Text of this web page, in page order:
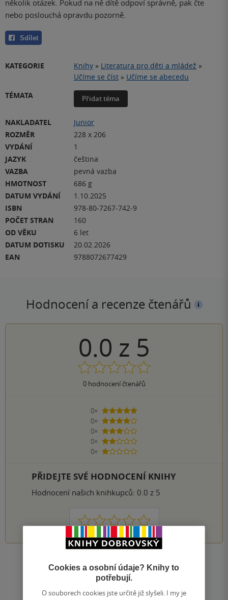
několik otázek. Pokud na ně dítě odpoví správně, pak čte
nebo poslouchá opravdu pozorně.
Sdílet
KATEGORIE Knihy » Literatura pro děti a mládež »
Učíme se číst » Učíme se abecedu
TÉMATA
Přidat téma
NAKLADATEL
Junior
ROZMĚR
228 x 206
VYDÁNÍ
1
JAZYK
čeština
VAZBA
pevná vazba
HMOTNOST
686 g
DATUM VYDÁNÍ
1.10.2025
ISBN
978-80-7267-742-9
POČET STRAN
160
OD VĚKU
6 let
DATUM DOTISKU
20.02.2026
EAN
9788072677429
Hodnocení a recenze čtenářů
0.0 z 5
0hodnocení čtenářů
0×
5 hvězdiček
0×
4 hvězdičky
0×
3 hvězdičky
0×
2 hvězdičky
0×
1 hvezdička
PŘIDEJTE SVÉ HODNOCENÍ KNIHY
Hodnocení našich knihkupců: 0.0 z 5
1 2 3 4 5
Zobrazit všechna hodnocení
Přidat hodnocení
Cookies a osobní údaje? Knihy to
potřebují.
O souborech cookies jste určitě již slyšeli. I my je